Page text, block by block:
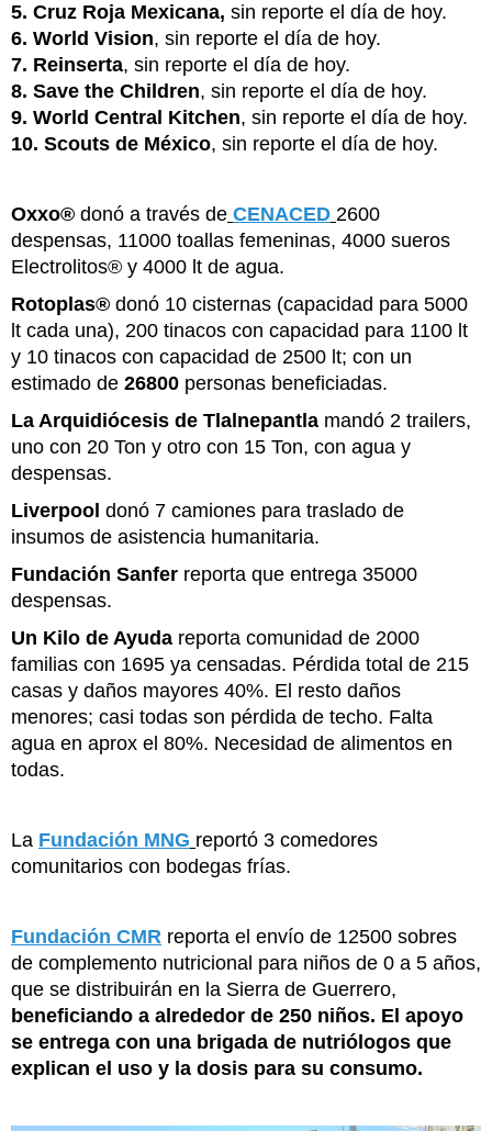
5. Cruz Roja Mexicana, sin reporte el día de hoy.
6. World Vision, sin reporte el día de hoy.
7. Reinserta, sin reporte el día de hoy.
8. Save the Children, sin reporte el día de hoy.
9. World Central Kitchen, sin reporte el día de hoy.
10. Scouts de México, sin reporte el día de hoy.
Oxxo® donó a través de CENACED 2600
despensas, 11000 toallas femeninas, 4000 sueros
Electrolitos® y 4000 lt de agua.
Rotoplas® donó 10 cisternas (capacidad para 5000
lt cada una), 200 tinacos con capacidad para 1100 lt
y 10 tinacos con capacidad de 2500 lt; con un
estimado de 26800 personas beneficiadas.
La Arquidiócesis de Tlalnepantla mandó 2 trailers,
uno con 20 Ton y otro con 15 Ton, con agua y
despensas.
Liverpool donó 7 camiones para traslado de
insumos de asistencia humanitaria.
Fundación Sanfer reporta que entrega 35000
despensas.
Un Kilo de Ayuda reporta comunidad de 2000
familias con 1695 ya censadas. Pérdida total de 215
casas y daños mayores 40%. El resto daños
menores; casi todas son pérdida de techo. Falta
agua en aprox el 80%. Necesidad de alimentos en
todas.
La Fundación MNG reportó 3 comedores
comunitarios con bodegas frías.
Fundación CMR reporta el envío de 12500 sobres
de complemento nutricional para niños de 0 a 5 años,
que se distribuirán en la Sierra de Guerrero,
beneficiando a alrededor de 250 niños. El apoyo
se entrega con una brigada de nutriólogos que
explican el uso y la dosis para su consumo.